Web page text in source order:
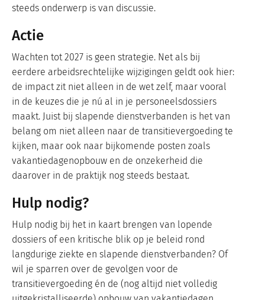
steeds onderwerp is van discussie.
Actie
Wachten tot 2027 is geen strategie. Net als bij
eerdere arbeidsrechtelijke wijzigingen geldt ook hier:
de impact zit niet alleen in de wet zelf, maar vooral
in de keuzes die je nú al in je personeelsdossiers
maakt. Juist bij slapende dienstverbanden is het van
belang om niet alleen naar de transitievergoeding te
kijken, maar ook naar bijkomende posten zoals
vakantiedagenopbouw en de onzekerheid die
daarover in de praktijk nog steeds bestaat.
Hulp nodig?
Hulp nodig bij het in kaart brengen van lopende
dossiers of een kritische blik op je beleid rond
langdurige ziekte en slapende dienstverbanden? Of
wil je sparren over de gevolgen voor de
transitievergoeding én de (nog altijd niet volledig